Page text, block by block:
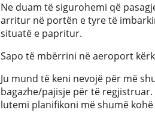
Ne duam të sigurohemi që
arritur në portën e tyre të
situatë e papritur.
Sapo të mbërrini në aeroport
Ju mund të keni nevojë për më
bagazhe/pajisje për të
lutemi planifikoni më shumë